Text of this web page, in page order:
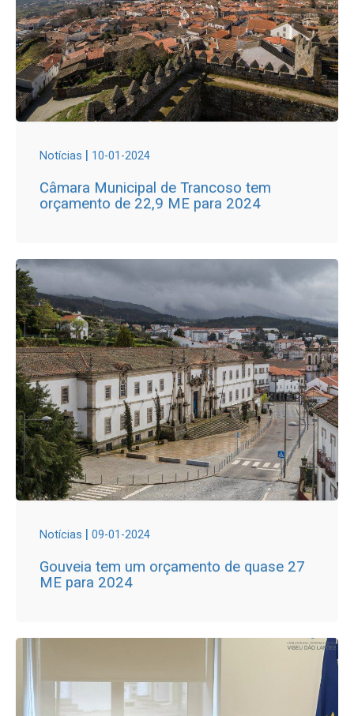
Notícias | 10-01-2024
Câmara Municipal de Trancoso tem
orçamento de 22,9 ME para 2024
Notícias | 09-01-2024
Gouveia tem um orçamento de quase 27
ME para 2024